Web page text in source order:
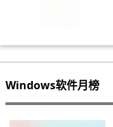
Windows软件月榜